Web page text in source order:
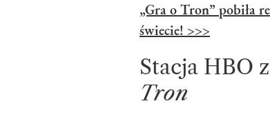
„Gra o Tron” pobiła
świecie! >>>
Stacja HBO
Tron